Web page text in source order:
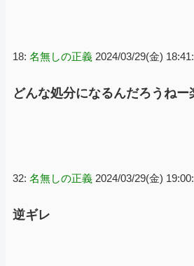
18: 名無しの正義 2024/03/29(金)
どんな処分になるんだろうねー
32: 名無しの正義 2024/03/29(金)
逆ギレ